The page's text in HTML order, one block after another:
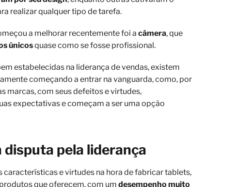
realizar qualquer tipo de tarefa.
a melhorar recentemente foi a câmera, que
únicosquase como se fosse profissional.
estabelecidas na liderança de vendas, existem
começando a entrar na vanguarda, como, por
marcas, com seus defeitos e virtudes,
expectativas e começam a ser uma opção
disputa pela liderança
características e virtudes na hora de fabricar tablets,
que oferecem, com um desempenho muito